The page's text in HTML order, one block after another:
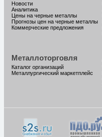
Новости
Аналитика
Цены на черные металлы
Прогнозы цен на черные металлы
Коммерческие предложения
Металлоторговля
Каталог организаций
Металлургический маркетплейс